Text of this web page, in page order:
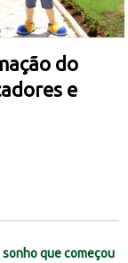
do
e
que começou